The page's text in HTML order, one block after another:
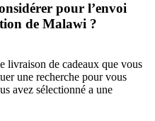
pour l’envoi
de Malawi ?
livraison de cadeaux que vous
une recherche pour vous
avez sélectionné a une